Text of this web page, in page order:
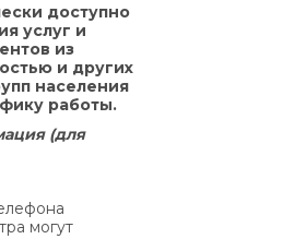
кредита по
4/6 месяцев»:
п. 7.5. Договора:
выполнения Заемщиком
по уплате процентов
и/или Комиссии за
(если условия Договора
уплату комиссии за выдачу
за выдачу в Кредит
доступно
услуг и
из
и других
населения
работы.
(для
могут